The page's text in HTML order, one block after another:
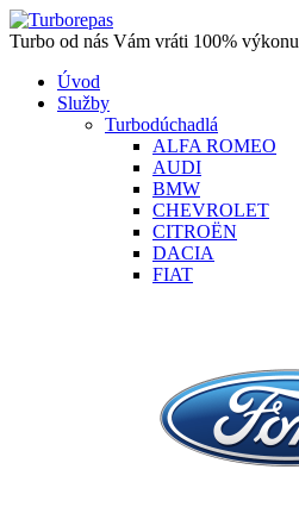
Turbo od nás Vám vráti 100% výkonu
Úvod
Služby
Turbodúchadlá
ALFA ROMEO
AUDI
BMW
CHEVROLET
CITROËN
DACIA
FIAT